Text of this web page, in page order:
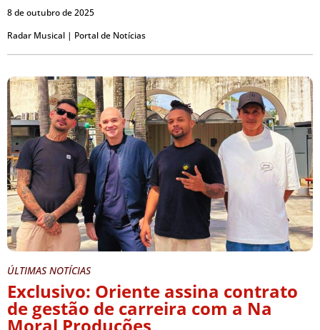
8 de outubro de 2025
Radar Musical | Portal de Notícias
ÚLTIMAS NOTÍCIAS
Exclusivo: Oriente assina contrato
de gestão de carreira com a Na
Moral Produções